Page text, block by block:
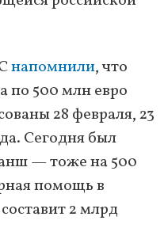
напомнили, что
по 500 млн евро
28 февраля, 23
Сегодня был
— тоже на 500
помощь в
2 млрд